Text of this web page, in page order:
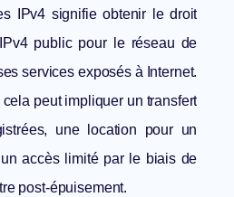
IPv4 signifie obtenir le droit
public pour le réseau de
services exposés à Internet.
peut impliquer un transfert
une location pour un
accès limité par le biais de
post-épuisement.